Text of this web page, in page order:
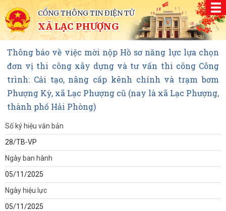
CỔNG THÔNG TIN ĐIỆN TỬ
XÃ LẠC PHƯỢNG
Thông báo về việc mời nộp Hồ sơ năng lực lựa chọn
đơn vị thi công xây dựng và tư vấn thi công Công
trình: Cải tạo, nâng cấp kênh chính và trạm bơm
Phượng Kỳ, xã Lạc Phượng cũ (nay là xã Lạc Phượng,
thành phố Hải Phòng)
Số ký hiệu văn bản
28/TB-VP
Ngày ban hành
05/11/2025
Ngày hiệu lực
05/11/2025